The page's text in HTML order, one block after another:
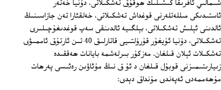
شىمالىي ئافرىقا كىشىلىك ھوقۇق تەشكىلاتى، دۇنيا خەتەر
ئاستىدىكى مىللەتلەرنى قوغداش تەشكىلاتى، خەلقئارا تەن جازاسىنىڭ
ئالدىنى ئېلىش تەشكىلاتى، بېلگىيە ئالدىنقى سەپ قوغدىغۇچىلىرى
تەشكىلاتى، دۇنيا ئۇيغۇر قۇرۇلتىيى قاتارلىق 40 تىن ئارتۇق ئاممىۋى
تەشكىلات ئېلان قىلغان. مەزكۇر بىرلەشمە بايانات ھەققىدە
زىيارىتىمىزنى قوبۇل قىلغان د ئۇ ق نىڭ مۇئاۋىن رەئىسى پەرھات
مۇھەممەدى ئەپەندى مۇنداق دېدى: